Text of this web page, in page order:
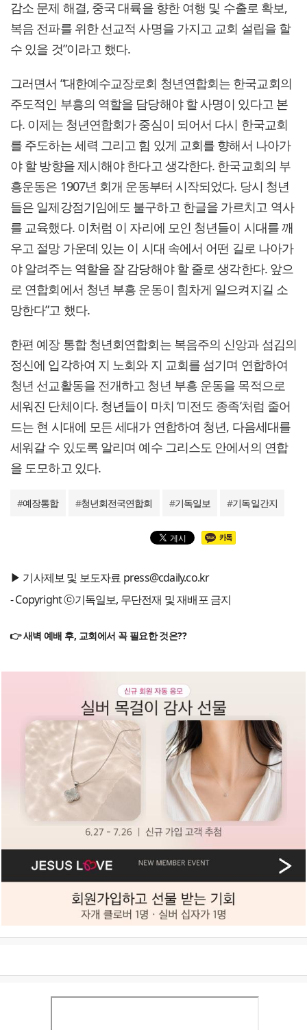
감소 문제 해결, 중국 대륙을 향한 여행 및 수출로 확보,
복음 전파를 위한 선교적 사명을 가지고 교회 설립을 할
수 있을 것”이라고 했다.
그러면서 “대한예수교장로회 청년연합회는 한국교회의
주도적인 부흥의 역할을 담당해야 할 사명이 있다고 본
다. 이제는 청년연합회가 중심이 되어서 다시 한국교회
를 주도하는 세력 그리고 힘 있게 교회를 향해서 나아가
야 할 방향을 제시해야 한다고 생각한다. 한국교회의 부
흥운동은 1907년 회개 운동부터 시작되었다. 당시 청년
들은 일제강점기임에도 불구하고 한글을 가르치고 역사
를 교육했다. 이처럼 이 자리에 모인 청년들이 시대를 깨
우고 절망 가운데 있는 이 시대 속에서 어떤 길로 나아가
야 알려주는 역할을 잘 감당해야 할 줄로 생각한다. 앞으
로 연합회에서 청년 부흥 운동이 힘차게 일으켜지길 소
망한다”고 했다.
한편 예장 통합 청년회연합회는 복음주의 신앙과 섬김의
정신에 입각하여 지 노회와 지 교회를 섬기며 연합하여
청년 선교활동을 전개하고 청년 부흥 운동을 목적으로
세워진 단체이다. 청년들이 마치 ‘미전도 종족’처럼 줄어
드는 현 시대에 모든 세대가 연합하여 청년, 다음세대를
세워갈 수 있도록 알리며 예수 그리스도 안에서의 연합
을 도모하고 있다.
#예장통합 #청년회전국연합회 #기독일보 #기독일간지
▶ 기사제보 및 보도자료 press@cdaily.co.kr
- Copyright ⓒ기독일보, 무단전재 및 재배포 금지
👉 새벽 예배 후, 교회에서 꼭 필요한 것은??